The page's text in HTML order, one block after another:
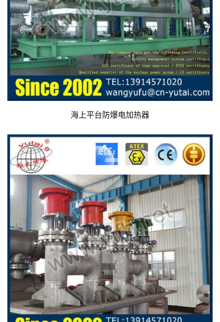
海上平台防爆电加热器